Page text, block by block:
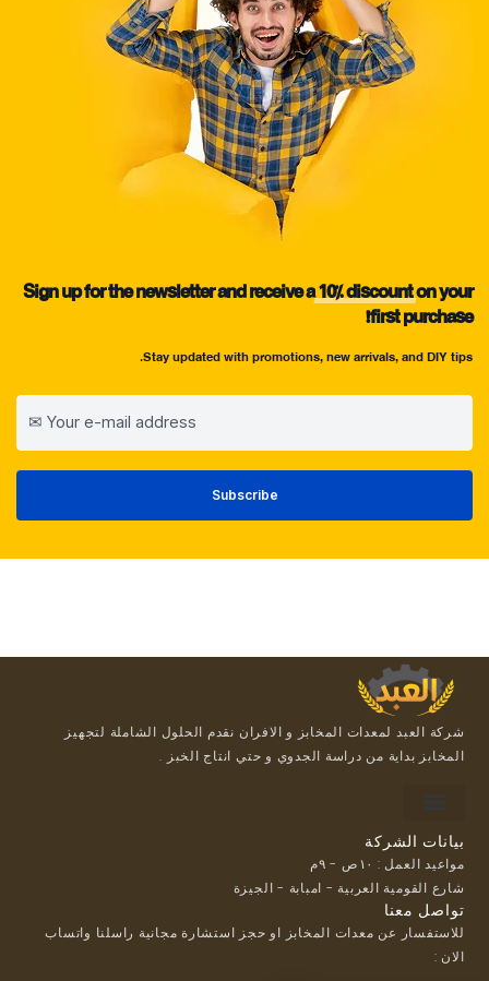
Sign up for the newsletter and receive a10%discounton your
first purchase!
Stay updated with promotions, new arrivals, and DIY tips.
شركة العبد لمعدات المخابز و الافران نقدم الحلول الشاملة لتجهيز
المخابز بداية من دراسة الجدوي و حتي انتاج الخبز .
بيانات الشركة
مواعيد العمل : ١٠ص - ٩م
شارع القومية العربية - امبابة - الجيزة
تواصل معنا
للاستفسار عن معدات المخابز او حجز استشارة مجانية راسلنا واتساب
الان :